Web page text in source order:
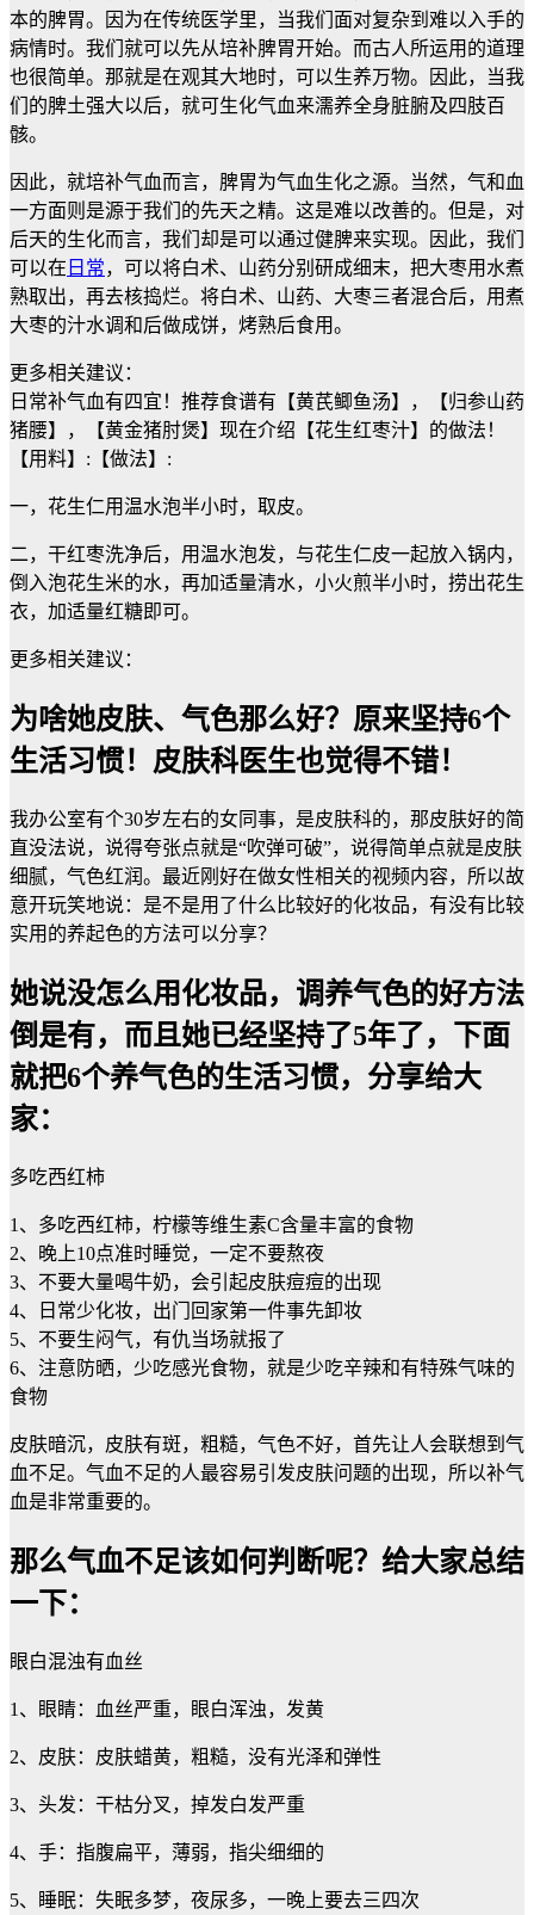
本的脾胃。因为在传统医学里，当我们面对复杂到难以入手的
病情时。我们就可以先从培补脾胃开始。而古人所运用的道理
也很简单。那就是在观其大地时，可以生养万物。因此，当我
们的脾土强大以后，就可生化气血来濡养全身脏腑及四肢百
骸。
因此，就培补气血而言，脾胃为气血生化之源。当然，气和血
一方面则是源于我们的先天之精。这是难以改善的。但是，对
后天的生化而言，我们却是可以通过健脾来实现。因此，我们
可以在 日常，可以将白术、山药分别研成细末，把大枣用水煮
熟取出，再去核捣烂。将白术、山药、大枣三者混合后，用煮
大枣的汁水调和后做成饼，烤熟后食用。
更多相关建议：
日常补气血有四宜！推荐食谱有【黄芪鲫鱼汤】，【归参山药
猪腰】，【黄金猪肘煲】现在介绍【花生红枣汁】的做法！
【用料】:【做法】:
一，花生仁用温水泡半小时，取皮。
二，干红枣洗净后，用温水泡发，与花生仁皮一起放入锅内，
倒入泡花生米的水，再加适量清水，小火煎半小时，捞出花生
衣，加适量红糖即可。
更多相关建议：
为啥她皮肤、气色那么好？原来坚持6个
生活习惯！皮肤科医生也觉得不错！
我办公室有个30岁左右的女同事，是皮肤科的，那皮肤好的简
直没法说，说得夸张点就是“吹弹可破”，说得简单点就是皮肤
细腻，气色红润。最近刚好在做女性相关的视频内容，所以故
意开玩笑地说：是不是用了什么比较好的化妆品，有没有比较
实用的养起色的方法可以分享？
她说没怎么用化妆品，调养气色的好方法
倒是有，而且她已经坚持了5年了，下面
就把6个养气色的生活习惯，分享给大
家：
多吃西红柿
1、多吃西红柿，柠檬等维生素C含量丰富的食物
2、晚上10点准时睡觉，一定不要熬夜
3、不要大量喝牛奶，会引起皮肤痘痘的出现
4、日常少化妆，出门回家第一件事先卸妆
5、不要生闷气，有仇当场就报了
6、注意防晒，少吃感光食物，就是少吃辛辣和有特殊气味的
食物
皮肤暗沉，皮肤有斑，粗糙，气色不好，首先让人会联想到气
血不足。气血不足的人最容易引发皮肤问题的出现，所以补气
血是非常重要的。
那么气血不足该如何判断呢？给大家总结
一下：
眼白混浊有血丝
1、眼睛：血丝严重，眼白浑浊，发黄
2、皮肤：皮肤蜡黄，粗糙，没有光泽和弹性
3、头发：干枯分叉，掉发白发严重
4、手：指腹扁平，薄弱，指尖细细的
5、睡眠：失眠多梦，夜尿多，一晚上要去三四次